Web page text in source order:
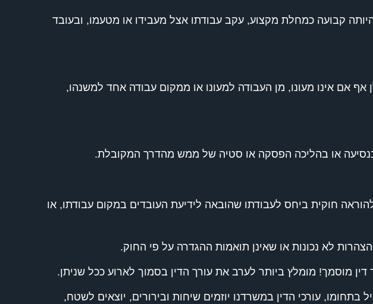
כמחלת מקצוע בתקנות לפי סעיף 85 והוא חלה בה, בהיותה קבועה כמחלת מקצוע, עקב עבודתו אצל מעבידו או מטעמו, ובעובד
אם אינו מעונו, מן העבודה למעונו או ממקום עבודה אחד למשנהו,
או בהליכה הפסקה או סטיה של ממש מהדרך המקובלת.
חוקית ביחס לעבודתו שהובאה לידיעת העובדים במקום עבודתו, או
לא נכונות או שאינן תואמות ההגדרה על פי החוק.
מוסמך! מומלץ ביותר לערב את עורך הדין בסמוך לארוע ככל שניתן.
עורכי הדין במשרדנו יוזמים שיחות ובירורים, יוצאים לשטח,